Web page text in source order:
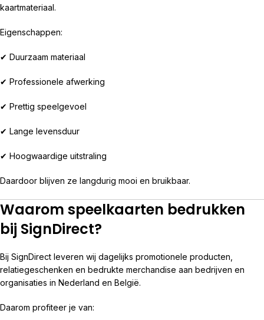
kaartmateriaal.
Eigenschappen:
✔ Duurzaam materiaal
✔ Professionele afwerking
✔ Prettig speelgevoel
✔ Lange levensduur
✔ Hoogwaardige uitstraling
Daardoor blijven ze langdurig mooi en bruikbaar.
Waarom speelkaarten bedrukken
bij SignDirect?
Bij SignDirect leveren wij dagelijks promotionele producten,
relatiegeschenken en bedrukte merchandise aan bedrijven en
organisaties in Nederland en België.
Daarom profiteer je van: